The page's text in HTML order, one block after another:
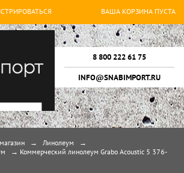
ВАША КОРЗИНА ПУСТА
8 800 222 61 75
INFO@SNABIMPORT.RU
→ Линолеум
→
→
Коммерческий линолеум Grabo Acoustic 5 376-